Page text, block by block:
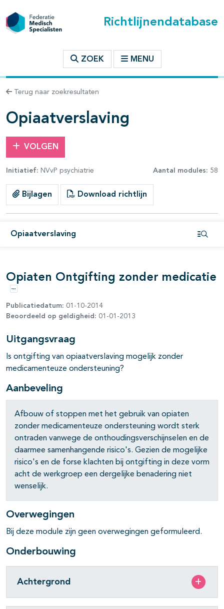
Richtlijnendatabase
ZOEK MENU
Terug naar zoekresultaten
Opiaatverslaving
VOLGEN
Initiatief: NVvP psychiatrie Aantal modules: 58
Bijlagen Download richtlijn
Opiaatverslaving
binnen deze richtlijn
open- en dichtklappen
open- en dichtklappen
open- en dichtklappen
Opiaten Ontgifting zonder medicatie
Opties
Publicatiedatum: 01-10-2014
Beoordeeld op geldigheid: 01-01-2013
Uitgangsvraag
Is ontgifting van opiaatverslaving mogelijk zonder
medicamenteuze ondersteuning?
Aanbeveling
Afbouw of stoppen met het gebruik van opiaten
zonder medicamen­teuze ondersteuning wordt sterk
ontraden vanwege de onthoudings­verschijnselen en de
daarmee samenhangende risico's. Gezien de mogelijke
risico's en de forse klachten bij ontgifting in deze vorm
acht de werkgroep een dergelijke benadering niet
wenselijk.
Overwegingen
Bij deze module zijn geen overwegingen geformuleerd.
Onderbouwing
Achtergrond